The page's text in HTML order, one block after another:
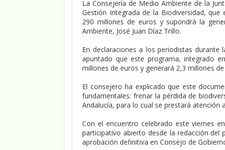
La Consejería de Medio Ambiente de la
Gestión Integrada de la Biodiversidad,
290 millones de euros y supondrá la
Ambiente, José Juan Díaz Trillo.
En declaraciones a los periodistas
apuntado que este programa, integrado
millones de euros y generará 2,3 millones
El consejero ha explicado que este
fundamentales: frenar la pérdida de
Andalucía, para lo cual se prestará
Con el encuentro celebrado este viernes
participativo abierto desde la redacción
aprobación definitiva en Consejo de